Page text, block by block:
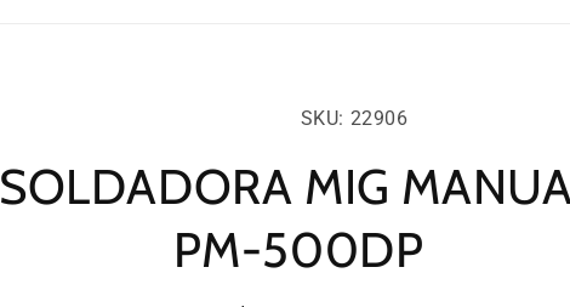
SKU: 22906
SOLDADORA MIG
PM-500DP